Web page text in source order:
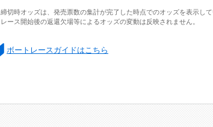
締切時オッズは、発売票数の集計が完了した時点でのオッズを表示して
レース開始後の返還欠場等によるオッズの変動は反映されません。
ボートレースガイドはこちら